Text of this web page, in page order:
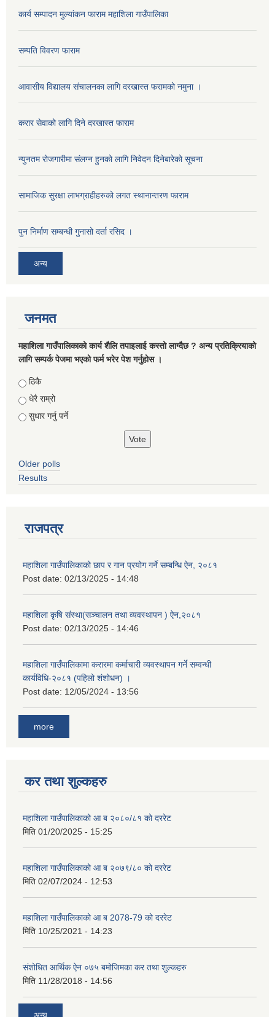
कार्य सम्पादन मुल्यांकन फाराम महाशिला गाउँपालिका
सम्पति विवरण फाराम
आवासीय विद्यालय संचालनका लागि दरखास्त फरामको नमुना ।
करार सेवाको लागि दिने दरखास्त फाराम
न्युनतम रोजगारीमा संलग्न हुनको लागि निवेदन दिनेबारेको सूचना
सामाजिक सुरक्षा लाभग्राहीहरुको लगत स्थानान्तरण फाराम
पुन निर्माण सम्बन्धी गुनासो दर्ता रसिद ।
अन्य
जनमत
महाशिला गाउँपालिकाको कार्य शैलि तपाइलाई कस्तो लाग्दैछ ? अन्य प्रतिक्रियाको
लागि सम्पर्क पेजमा भएको फर्म भरेर पेश गर्नुहोस ।
Choices
ठिकै
धेरै राम्रो
सुधार गर्नु पर्ने
Older polls
Results
राजपत्र
महाशिला गाउँपालिकाको छाप र गान प्रयोग गर्ने सम्बन्धि ऐन, २०८१
Post date: 02/13/2025 - 14:48
महाशिला कृषि संस्था(सञ्चालन तथा व्यवस्थापन ) ऐन,२०८१
Post date: 02/13/2025 - 14:46
महाशिला गाउँपालिकामा करारमा कर्माचारी व्यवस्थापन गर्ने सम्वन्धी
कार्यविधि-२०८१ (पहिलो शंशोधन) ।
Post date: 12/05/2024 - 13:56
more
कर तथा शुल्कहरु
महाशिला गाउँपालिकाको आ ब २०८०/८१ को दररेट
मिति 01/20/2025 - 15:25
महाशिला गाउँपालिकाको आ ब २०७९/८० को दररेट
मिति 02/07/2024 - 12:53
महाशिला गाउँपालिकाको आ ब 2078-79 को दररेट
मिति 10/25/2021 - 14:23
संशोधित आर्थिक ऐन ०७५ बमोजिमका कर तथा शुल्कहरु
मिति 11/28/2018 - 14:56